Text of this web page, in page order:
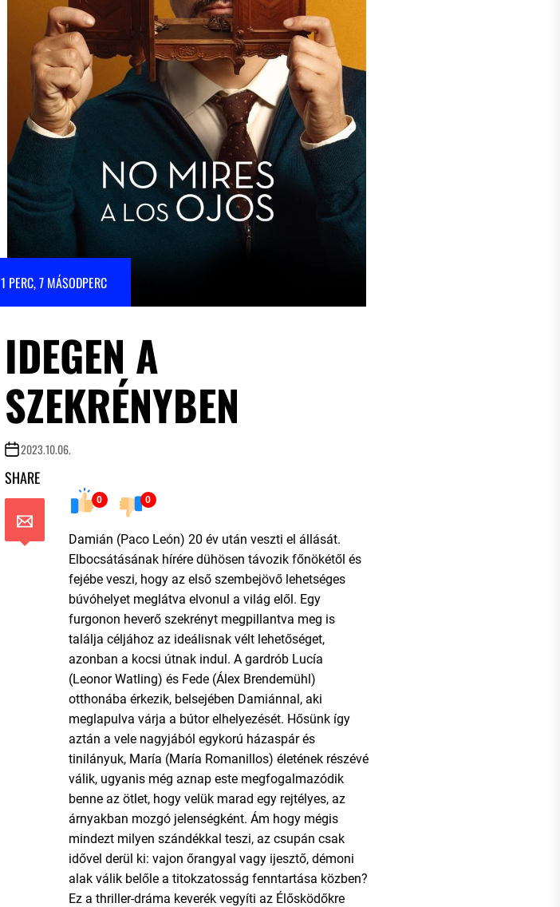
1 PERC, 7 MÁSODPERC
IDEGEN A
SZEKRÉNYBEN
2023.10.06.
SHARE
0 0
Damián (Paco León) 20 év után veszti el állását.
Elbocsátásának hírére dühösen távozik főnökétől és
fejébe veszi, hogy az első szembejövő lehetséges
búvóhelyet meglátva elvonul a világ elől. Egy
furgonon heverő szekrényt megpillantva meg is
találja céljához az ideálisnak vélt lehetőséget,
azonban a kocsi útnak indul. A gardrób Lucía
(Leonor Watling) és Fede (Álex Brendemühl)
otthonába érkezik, belsejében Damiánnal, aki
meglapulva várja a bútor elhelyezését. Hősünk így
aztán a vele nagyjából egykorú házaspár és
tinilányuk, María (María Romanillos) életének részévé
válik, ugyanis még aznap este megfogalmazódik
benne az ötlet, hogy velük marad egy rejtélyes, az
árnyakban mozgó jelenségként. Ám hogy mégis
mindezt milyen szándékkal teszi, az csupán csak
idővel derül ki: vajon őrangyal vagy ijesztő, démoni
alak válik belőle a titokzatosság fenntartása közben?
Ez a thriller-dráma keverék vegyíti az Élősködőkre